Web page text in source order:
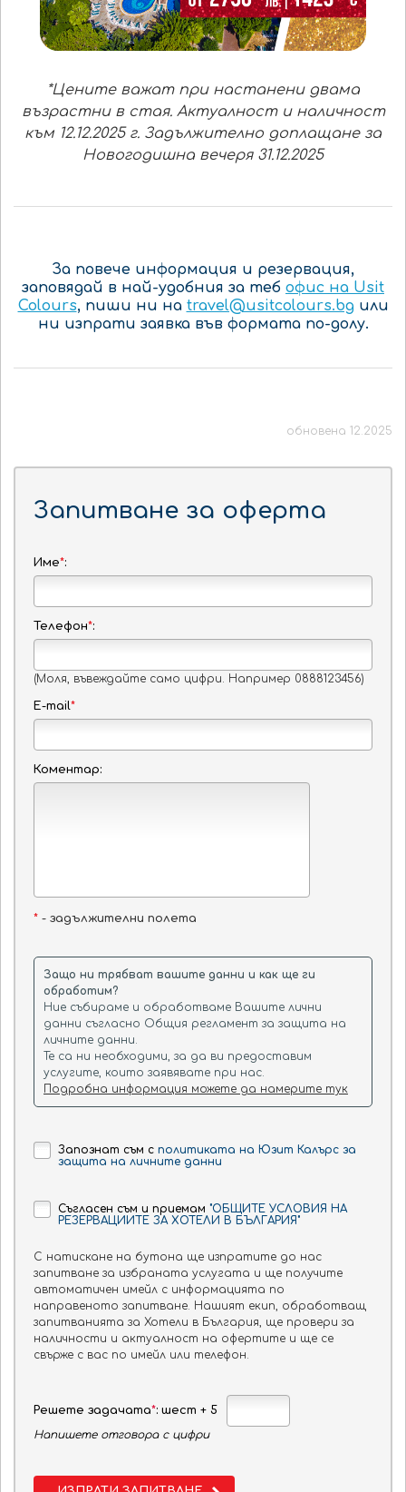
*Цените важат при настанени двама
възрастни в стая. Актуалност и наличност
към 12.12.2025 г. Задължително доплащане за
Новогодишна вечеря 31.12.2025
За повече информация и резервация,
заповядай в най-удобния за теб офис на Usit
Colours, пиши ни на travel@usitcolours.bgили
ни изпрати заявка във формата по-долу.
обновена 12.2025
Запитване за оферта
Име*:
Телефон*:
(Моля, въвеждайте само цифри. Например 0888123456)
E-mail*
Коментар:
* - задължителни полета
Защо ни трябват вашите данни и как ще ги
обработим?
Ние събираме и обработваме Вашите лични
данни съгласно Общия регламент за защита на
личните данни.
Те са ни необходими, за да ви предоставим
услугите, които заявявате при нас.
Подробна информация можете да намерите тук
Запознат съм с политиката на Юзит Калърс за
защита на личните данни
Съгласен съм и приемам "ОБЩИТЕ УСЛОВИЯ НА
РЕЗЕРВАЦИИТЕ ЗА ХОТЕЛИ В БЪЛГАРИЯ"
С натискане на бутона ще изпратите до нас
запитване за избраната услугата и ще получите
автоматичен имейл с информацията по
направеното запитване. Нашият екип, обработващ
запитванията за Хотели в България, ще провери за
наличности и актуалност на офертите и ще се
свърже с вас по имейл или телефон.
Решете задачата*: шест + 5
Напишете отговора с цифри